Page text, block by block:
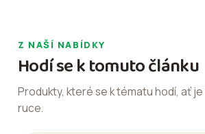
Z NAŠÍ NABÍDKY
Hodí se k tomuto článku
Produkty, které se k tématu hodí, ať
ruce.